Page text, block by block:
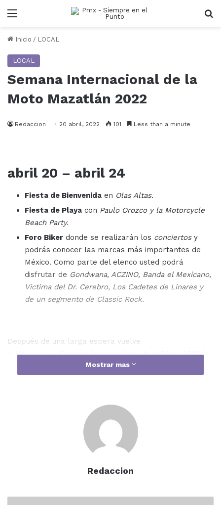
Menu
Inicio / LOCAL
LOCAL
Semana Internacional de la
Moto Mazatlán 2022
Redaccion 20 abril, 2022 101 Less than a minute
abril 20 – abril 24
Fiesta de Bienvenida en Olas Altas.
Fiesta de Playa con Paulo Orozco y la Motorcycle
Beach Party.
Foro Biker donde se realizarán los conciertosy
podrás conocer las marcas más importantes de
México. Como parte del elenco usted podrá
disfrutar de Gondwana, ACZINO, Banda el Mexicano,
Victima del Dr. Cerebro, Los Cadetes de Linares y
de un segmento de Classic Rock.
Después de una larga espera vuelve
MazatlánlaSemana Internacional de la Moto 2022la
20-24 de Abril, 2022
Mostrar mas
Redaccion